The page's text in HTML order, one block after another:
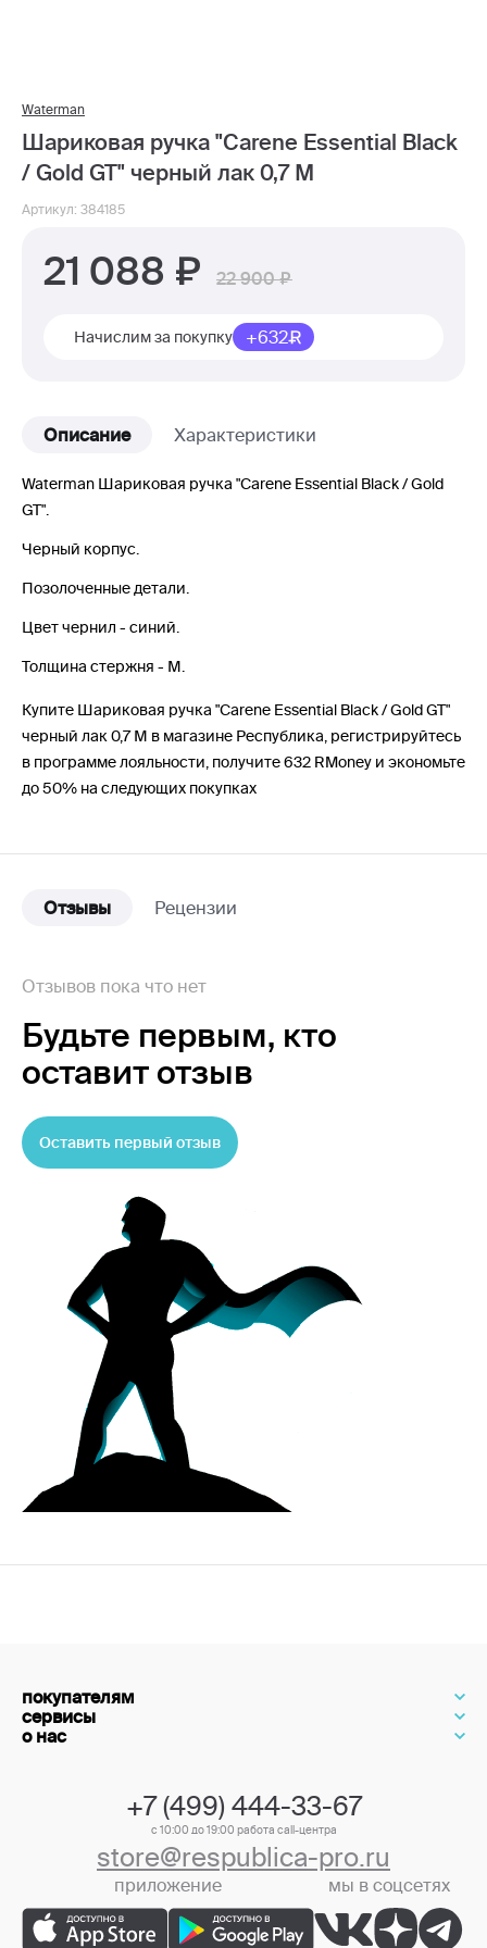
Waterman
Шариковая ручка "Carene Essential Black
/ Gold GT" черный лак 0,7 М
Артикул: 384185
21 088 22 900
Начислим за покупку +632
Описание Характеристики
Waterman Шариковая ручка "Carene Essential Black / Gold
GT".
Черный корпус.
Позолоченные детали.
Цвет чернил - синий.
Толщина стержня - М.
Купите Шариковая ручка "Carene Essential Black / Gold GT"
черный лак 0,7 М в магазине Республика, регистрируйтесь
в программе лояльности, получите 632 RMoney и экономьте
до 50% на следующих покупках
Отзывы Рецензии
Отзывов пока что нет
Будьте первым, кто
оставит отзыв
Оставить первый отзыв
покупателям
сервисы
о нас
+7 (499) 444-33-67
с 10:00 до 19:00 работа call-центра
store@respublica-pro.ru
приложение мы в соцсетях